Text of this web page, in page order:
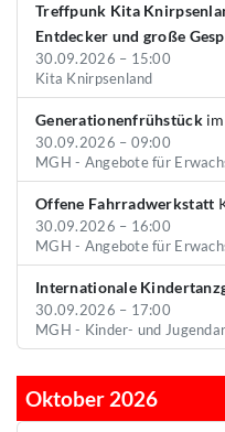
Treffpunk Kita
Entdecker und große
30.09.2026 – 15:00
Kita Knirpsenland
Generationenfrühstückim
30.09.2026 – 09:00
MGH - Angebote für
Offene Fahrradwerkstatt
30.09.2026 – 16:00
MGH - Angebote für
Internationale
30.09.2026 – 17:00
MGH - Kinder- und
Oktober 2026